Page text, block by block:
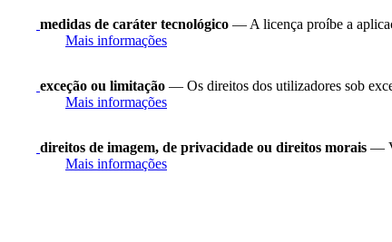
medidas de caráter tecnológico — A licença proíbe a
Mais informações
exceção ou limitação — Os direitos dos utilizadores sob
Mais informações
direitos de imagem, de privacidade ou direitos morais —
Mais informações